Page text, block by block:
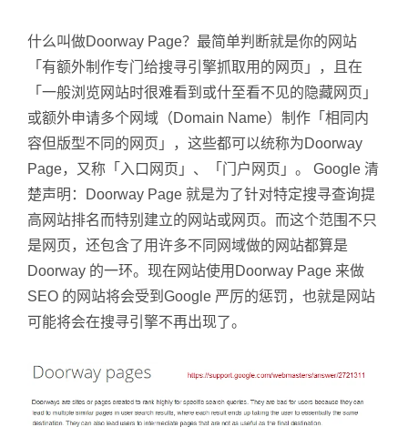
什么叫做Doorway Page？最简单判断就是你的网站
「有额外制作专门给搜寻引擎抓取用的网页」，且在
「一般浏览网站时很难看到或什至看不见的隐藏网页」
或额外申请多个网域（Domain Name）制作「相同内
容但版型不同的网页」，这些都可以统称为Doorway
Page，又称「入口网页」、「门户网页」。 Google 清
楚声明：Doorway Page 就是为了针对特定搜寻查询提
高网站排名而特别建立的网站或网页。而这个范围不只
是网页，还包含了用许多不同网域做的网站都算是
Doorway 的一环。现在网站使用Doorway Page 来做
SEO 的网站将会受到Google 严厉的惩罚，也就是网站
可能将会在搜寻引擎不再出现了。